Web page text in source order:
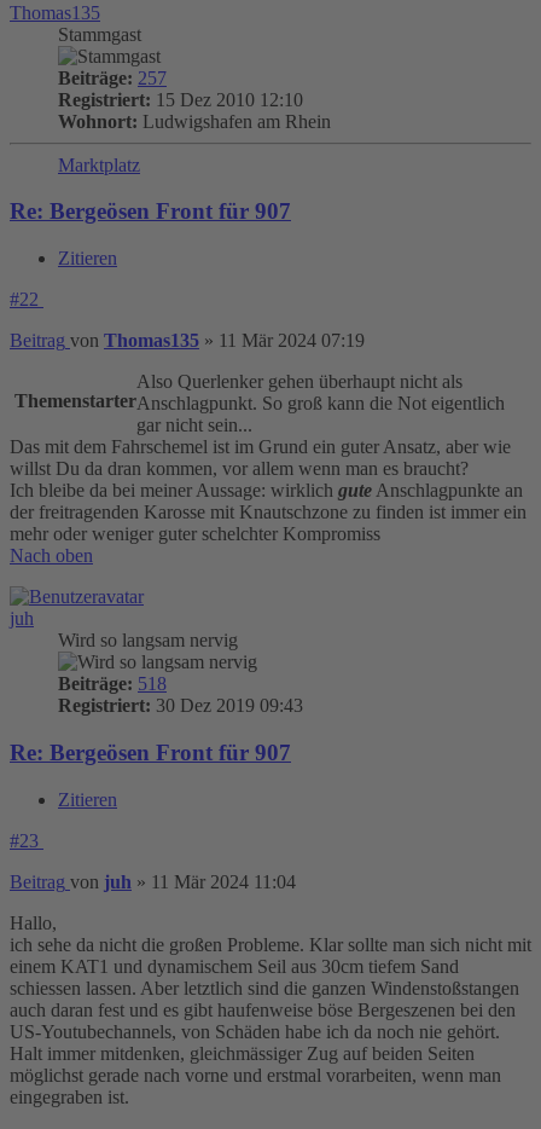
Thomas135
Stammgast
Beiträge: 257
Registriert: 15 Dez 2010 12:10
Wohnort: Ludwigshafen am Rhein
Marktplatz
Re: Bergeösen Front für 907
Zitieren
#22
Beitrag von Thomas135 » 11 Mär 2024 07:19
Themenstarter
Also Querlenker gehen überhaupt nicht als
Anschlagpunkt. So groß kann die Not eigentlich
gar nicht sein...
Das mit dem Fahrschemel ist im Grund ein guter Ansatz, aber wie
willst Du da dran kommen, vor allem wenn man es braucht?
Ich bleibe da bei meiner Aussage: wirklich gute Anschlagpunkte an
der freitragenden Karosse mit Knautschzone zu finden ist immer ein
mehr oder weniger guter schelchter Kompromiss
Nach oben
juh
Wird so langsam nervig
Beiträge: 518
Registriert: 30 Dez 2019 09:43
Re: Bergeösen Front für 907
Zitieren
#23
Beitrag von juh » 11 Mär 2024 11:04
Hallo,
ich sehe da nicht die großen Probleme. Klar sollte man sich nicht mit
einem KAT1 und dynamischem Seil aus 30cm tiefem Sand
schiessen lassen. Aber letztlich sind die ganzen Windenstoßstangen
auch daran fest und es gibt haufenweise böse Bergeszenen bei den
US-Youtubechannels, von Schäden habe ich da noch nie gehört.
Halt immer mitdenken, gleichmässiger Zug auf beiden Seiten
möglichst gerade nach vorne und erstmal vorarbeiten, wenn man
eingegraben ist.